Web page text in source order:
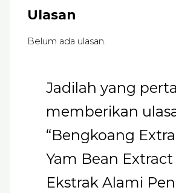
Ulasan
Belum ada ulasan.
Jadilah yang
memberikan
“Bengkoang
Yam Bean Extract
Ekstrak Alami